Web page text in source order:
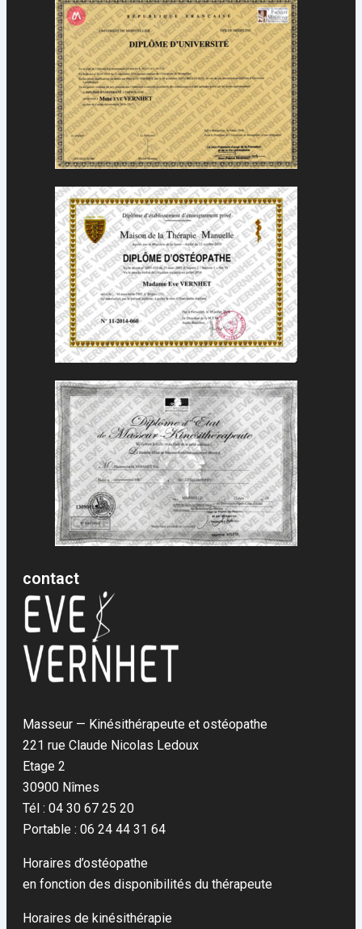
contact
Masseur — Kinésithérapeute et ostéopathe
221 rue Claude Nicolas Ledoux
Etage 2
30900 Nîmes
Tél : 04 30 67 25 20
Portable : 06 24 44 31 64
Horaires d’ostéopathe
en fonction des disponibilités du thérapeute
Horaires de kinésithérapie